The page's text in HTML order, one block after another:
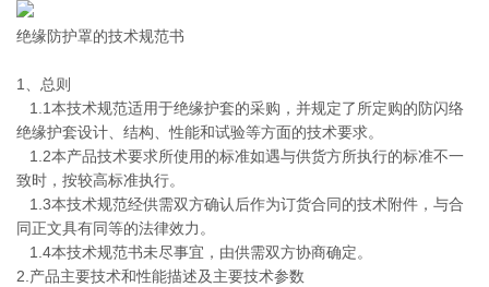
绝缘防护罩的技术规范书
1、总则
1.1本技术规范适用于绝缘护套的采购，并规定了所定购的防闪络
绝缘护套设计、结构、性能和试验等方面的技术要求。
1.2本产品技术要求所使用的标准如遇与供货方所执行的标准不一
致时，按较高标准执行。
1.3本技术规范经供需双方确认后作为订货合同的技术附件，与合
同正文具有同等的法律效力。
1.4本技术规范书未尽事宜，由供需双方协商确定。
2.产品主要技术和性能描述及主要技术参数